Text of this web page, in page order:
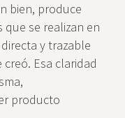
bien, produce
se realizan en
y trazable
Esa claridad
producto